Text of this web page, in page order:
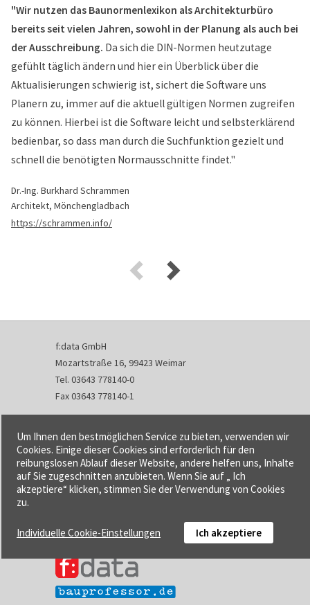
"Wir nutzen das Baunormenlexikon als Architekturbüro
bereits seit vielen Jahren, sowohl in der Planung als auch bei
der Ausschreibung. Da sich die DIN-Normen heutzutage
gefühlt täglich ändern und hier ein Überblick über die
Aktualisierungen schwierig ist, sichert die Software uns
Planern zu, immer auf die aktuell gültigen Normen zugreifen
zu können. Hierbei ist die Software leicht und selbsterklärend
bedienbar, so dass man durch die Suchfunktion gezielt und
schnell die benötigten Normausschnitte findet."
Dr.-Ing. Burkhard Schrammen
Architekt, Mönchengladbach
https://schrammen.info/
f:data GmbH
Mozartstraße 16, 99423 Weimar
Tel. 03643 778140-0
Fax 03643 778140-1
info@fdata.de
Kontakt
Impressum
Datenschutzerklärung
Urheberrecht und Haftung
Cookie-Einstellungen
Um Ihnen den bestmöglichen Service zu bieten, verwenden wir
Cookies. Einige dieser Cookies sind erforderlich für den
reibungslosen Ablauf dieser Website, andere helfen uns, Inhalte
auf Sie zugeschnitten anzubieten. Wenn Sie auf „ Ich
akzeptiere“ klicken, stimmen Sie der Verwendung von Cookies
zu.
Individuelle Cookie-Einstellungen Ich akzeptiere